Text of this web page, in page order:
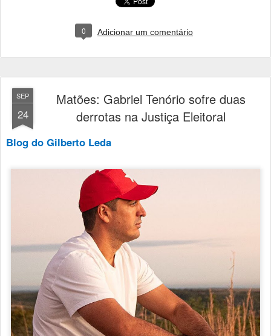
0 Adicionar um comentário
SEP
24
Matões: Gabriel Tenório sofre duas
derrotas na Justiça Eleitoral
Blog do Gilberto Leda